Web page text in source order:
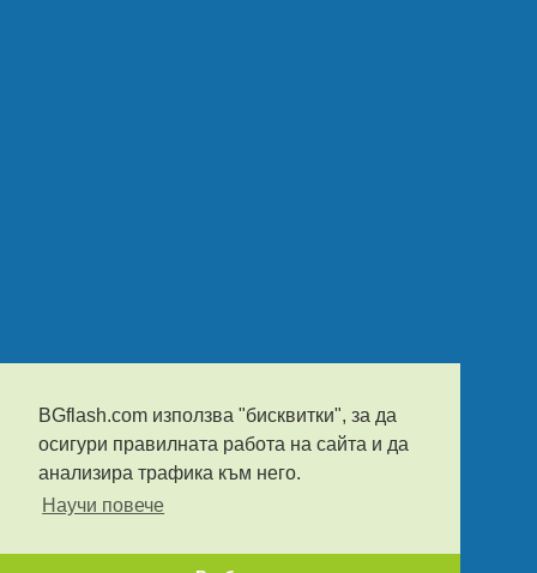
BGflash.com използва "бисквитки", за да
осигури правилната работа на сайта и да
анализира трафика към него.
Научи повече